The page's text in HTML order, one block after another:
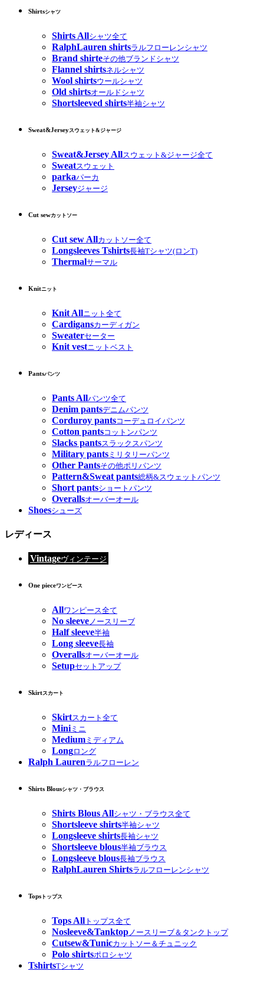
Shirtsシャツ
Shirts Allシャツ全て
RalphLauren shirtsラルフローレンシャツ
Brand shirteその他ブランドシャツ
Flannel shirtsネルシャツ
Wool shirtsウールシャツ
Old shirtsオールドシャツ
Shortsleeved shirts半袖シャツ
Sweat&Jerseyスウェット&ジャージ
Sweat&Jersey Allスウェット&ジャージ全て
Sweatスウェット
parkaパーカ
Jerseyジャージ
Cut sewカットソー
Cut sew Allカットソー全て
Longsleeves Tshirts長袖Tシャツ(ロンT)
Thermalサーマル
Knitニット
Knit Allニット全て
Cardigansカーディガン
Sweaterセーター
Knit vestニットベスト
Pantsパンツ
Pants Allパンツ全て
Denim pantsデニムパンツ
Corduroy pantsコーデュロイパンツ
Cotton pantsコットンパンツ
Slacks pantsスラックスパンツ
Military pants ミリタリーパンツ
Other Pantsその他ポリパンツ
Pattern&Sweat pants総柄&スウェットパンツ
Short pantsショートパンツ
Overallsオーバーオール
Shoesシューズ
レディース
Vintageヴィンテージ
One pieceワンピース
Allワンピース全て
No sleeveノースリーブ
Half sleeve半袖
Long sleeve長袖
Overallsオーバーオール
Setupセットアップ
Skirtスカート
Skirtスカート全て
Miniミニ
Medium ミディアム
Longロング
Ralph Laurenラルフローレン
Shirts Blousシャツ・ブラウス
Shirts Blous Allシャツ・ブラウス全て
Shortsleeve shirts半袖シャツ
Longsleeve shirts長袖シャツ
Shortsleeve blous半袖ブラウス
Longsleeve blous長袖ブラウス
RalphLauren Shirtsラルフローレンシャツ
Tops トップス
Tops All トップス全て
Nosleeve&Tanktop ノースリーブ＆タンクトップ
Cutsew&Tunicカットソー＆チュニック
Polo shirtsポロシャツ
TshirtsTシャツ